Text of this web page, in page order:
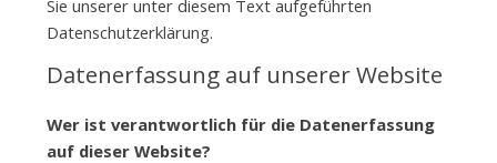
Sie unserer unter diesem Text aufgeführten
Datenschutzerklärung.
Datenerfassung auf unserer Website
Wer ist verantwortlich für die Datenerfassung
auf dieser Website?